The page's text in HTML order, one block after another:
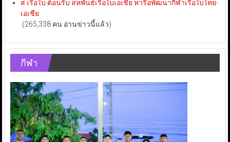
ส.เรือใบ ต้อนรับ สหพันธ์เรือใบเอเชีย หารือพัฒนากีฬาเรือใบไทย-
เอเชีย
(265,338 คน อ่านข่าวนี้แล้ว)
กีฬา